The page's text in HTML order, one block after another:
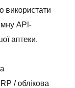
використати
API-
аптеки.
/ облікова